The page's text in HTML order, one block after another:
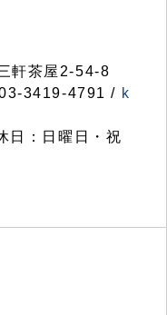
軒茶屋2-54-8
3419-4791 / k
日：日曜日・祝